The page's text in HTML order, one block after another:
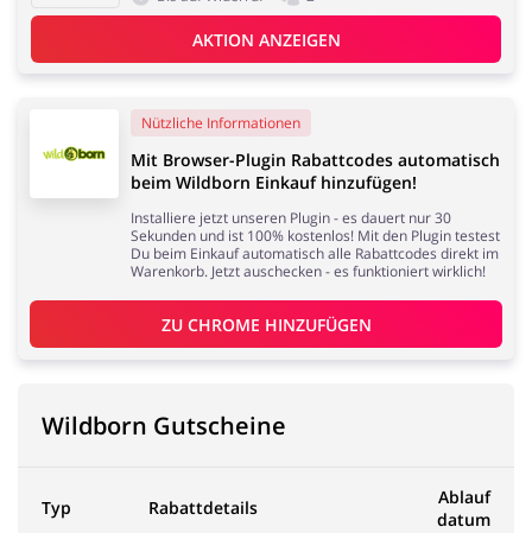
Dienstleistungen,
Mobilfunknetze
Kinderartikel & Spielzeug
Bücher, Medien, Software
& Games
Erotik
AKTION ANZEIGEN
Nützliche Informationen
Mit Browser-Plugin Rabattcodes automatisch
beim Wildborn Einkauf hinzufügen!
Installiere jetzt unseren Plugin - es dauert nur 30
Sekunden und ist 100% kostenlos! Mit den Plugin testest
Du beim Einkauf automatisch alle Rabattcodes direkt im
Warenkorb. Jetzt auschecken - es funktioniert wirklich!
ZU CHROME HINZUFÜGEN
Wildborn Gutscheine
Typ Rabattdetails
Ablauf
datum